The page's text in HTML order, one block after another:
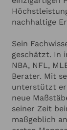
auch in der
mit
begleitet
Sportvereine,
Klubs. Zusätzlich zu seiner Berater- und
„Quiet
verfasst hat.
nachhaltige
Sein
geschätzt. In
NBA, NFL,
Berater. Mit
unterstützt er
neue
seiner Zeit
maßgeblich
ANGABEN
Ich stimme
und für
Ich möchte
Newsletter
Newsletter-
Mehr dazu